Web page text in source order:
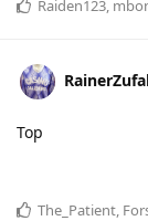
Raiden123,
Top
The_Patient,